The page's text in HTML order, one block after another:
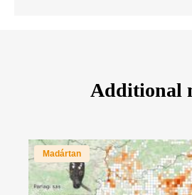
Additional
Madártan